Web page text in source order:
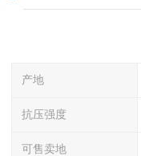
产地
抗压强度
可售卖地